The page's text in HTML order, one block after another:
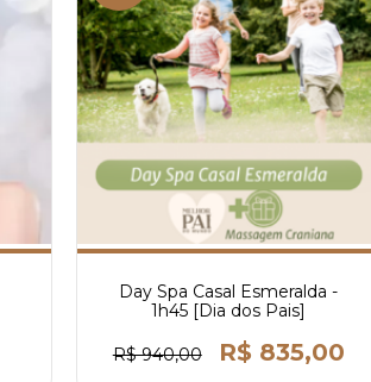
Day Spa Casal Esmeralda -
1h45 [Dia dos Pais]
R$ 940,00 R$ 835,00